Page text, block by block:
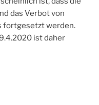
das Verbot von
fortgesetzt werden.
ist daher